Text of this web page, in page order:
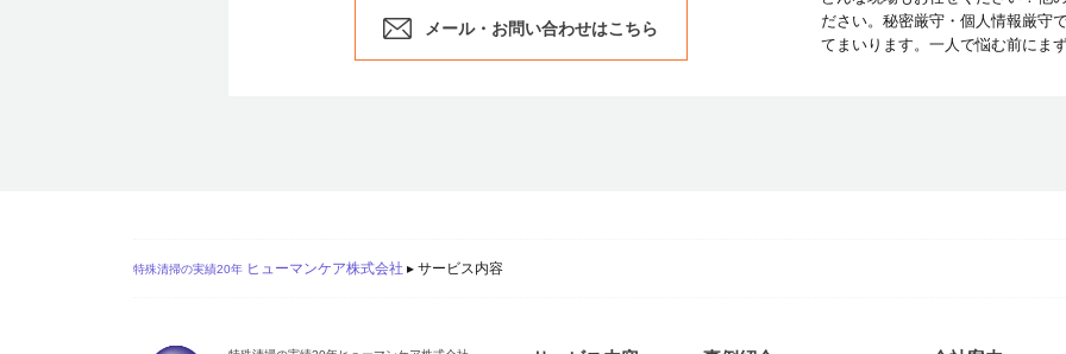
メール・お問い合わせはこちら
ださい。秘密厳守・個人情報厳守
てまいります。一人で悩む前にま
特殊清掃の実績20年 ヒューマンケア株式会社 ▸ サービス内容